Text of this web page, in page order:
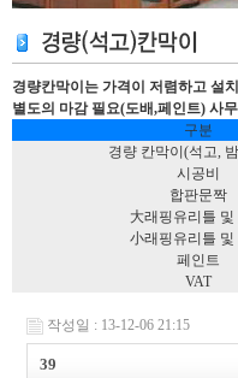
경량칸막이는 가격이 저렴하고 설
별도의 마감 필요(도배,페인트) 사
구분
경량 칸막이(석고,
시공비
합판문짝
大래핑유리틀 및
小래핑유리틀 및
페인트
VAT
작성일 : 13-12-06 21:15
39